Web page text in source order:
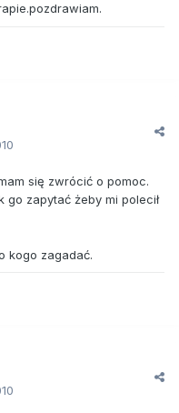
się zwrócić o pomoc.
go zapytać żeby mi polecił
kogo zagadać.